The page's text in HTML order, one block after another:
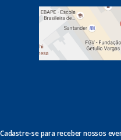
Cadastre-se para receber nossos